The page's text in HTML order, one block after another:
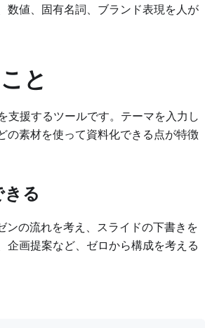
数値、固有名詞、ブランド表現を人が
と
支援するツールです。テーマを入力し
の素材を使って資料化できる点が特徴
る
の流れを考え、スライドの下書きを
画提案など、ゼロから構成を考える